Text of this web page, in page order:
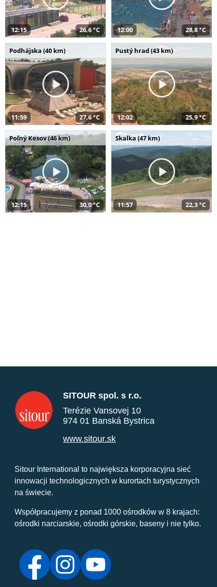
12:15 26,6 °C 12:00 28,8 °C
Podhájska (40 km)
11:59 27,6 °C
Pustý hrad (43 km)
12:02 25,9 °C
Poľný Kesov (46 km)
12:15 30,0 °C
Skalka (47 km)
11:57 22,3 °C
SITOUR spol. s r.o.
Terézie Vansovej 10
974 01 Banská Bystrica
www.sitour.sk
Sitour International to największa korporacyjna sieć
innowacji technologicznych w kurortach turystycznych
na świecie.
Współpracujemy z ponad 1000 ośrodków w 8 krajach:
ośrodki narciarskie, ośrodki górskie, baseny i nie tylko.